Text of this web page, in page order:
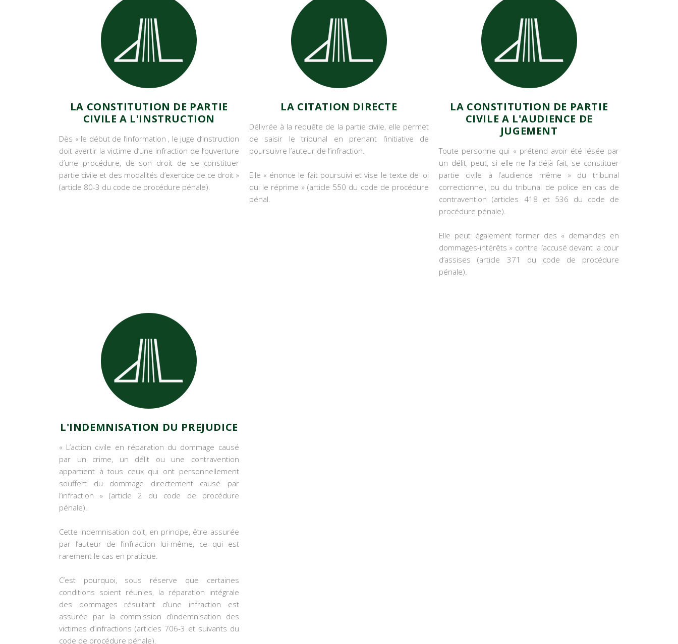
LA CONSTITUTION DE PARTIE
CIVILE A L'INSTRUCTION
Dès « le début de l’information , le juge d’instruction
doit avertir la victime d’une infraction de l’ouverture
d’une procédure, de son droit de se constituer
partie civile et des modalités d’exercice de ce droit »
(article 80-3 du code de procédure pénale).
LA CITATION DIRECTE
Délivrée à la requête de la partie civile, elle permet
de saisir le tribunal en prenant l’initiative de
poursuivre l’auteur de l’infraction.
Elle « énonce le fait poursuivi et vise le texte de loi
qui le réprime » (article 550 du code de procédure
pénal.
LA CONSTITUTION DE PARTIE
CIVILE A L'AUDIENCE DE
JUGEMENT
Toute personne qui « prétend avoir été lésée par
un délit, peut, si elle ne l’a déjà fait, se constituer
partie civile à l’audience même » du tribunal
correctionnel, ou du tribunal de police en cas de
contravention (articles 418 et 536 du code de
procédure pénale).
Elle peut également former des « demandes en
dommages-intérêts » contre l’accusé devant la cour
d’assises (article 371 du code de procédure
pénale).
L'INDEMNISATION DU PREJUDICE
« L’action civile en réparation du dommage causé
par un crime, un délit ou une contravention
appartient à tous ceux qui ont personnellement
souffert du dommage directement causé par
l’infraction » (article 2 du code de procédure
pénale).
Cette indemnisation doit, en principe, être assurée
par l’auteur de l’infraction lui-même, ce qui est
rarement le cas en pratique.
C’est pourquoi, sous réserve que certaines
conditions soient réunies, la réparation intégrale
des dommages résultant d’une infraction est
assurée par la commission d’indemnisation des
victimes d’infractions (articles 706-3 et suivants du
code de procédure pénale).